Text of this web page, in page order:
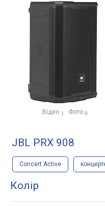
Відео 1 Фото 9
JBL PRX 908
Concert Active
Колір